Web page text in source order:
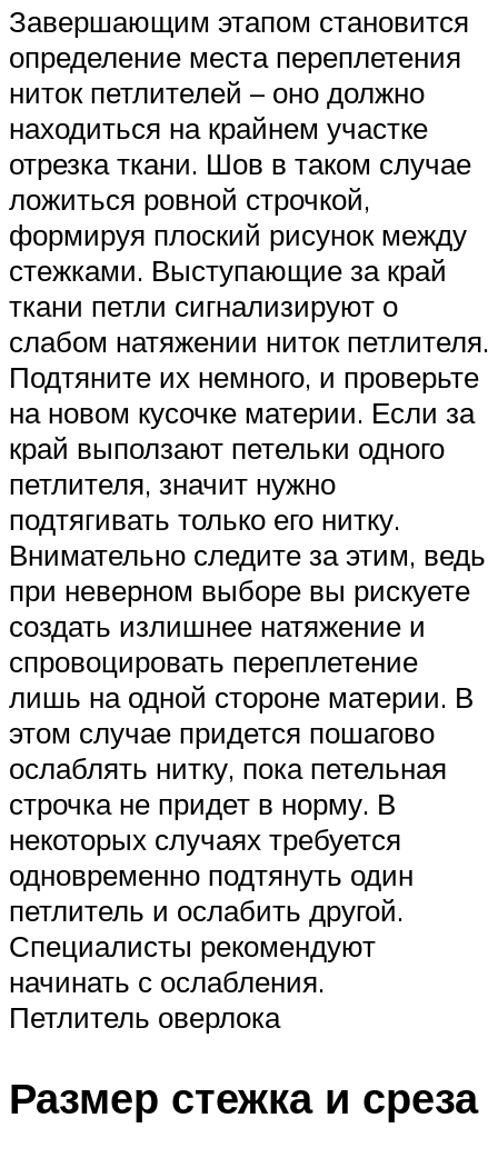
Завершающим этапом становится
определение места переплетения
ниток петлителей – оно должно
находиться на крайнем участке
отрезка ткани. Шов в таком случае
ложиться ровной строчкой,
формируя плоский рисунок между
стежками. Выступающие за край
ткани петли сигнализируют о
слабом натяжении ниток петлителя.
Подтяните их немного, и проверьте
на новом кусочке материи. Если за
край выползают петельки одного
петлителя, значит нужно
подтягивать только его нитку.
Внимательно следите за этим, ведь
при неверном выборе вы рискуете
создать излишнее натяжение и
спровоцировать переплетение
лишь на одной стороне материи. В
этом случае придется пошагово
ослаблять нитку, пока петельная
строчка не придет в норму. В
некоторых случаях требуется
одновременно подтянуть один
петлитель и ослабить другой.
Специалисты рекомендуют
начинать с ослабления.
Петлитель оверлока
Размер стежка и среза